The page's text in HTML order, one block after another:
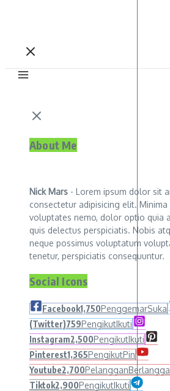
About Me
Nick Mars - Lorem ipsum dolor sit
consectetur adipisicing elit. Minima
voluptates nemo, dolor optio quia
quis delectus perspiciatis. Nobis
neque possimus voluptatum
tenetur, perspiciatis consequuntur.
Social Icons
Facebook1,750PenggemarSuka
(Twitter)759PengikutIkuti
Instagram2,500PengikutIkuti
Pinterest1,365PengikutPin
Youtube2,700Pelanggan
Tiktok2,900PengikutIkuti